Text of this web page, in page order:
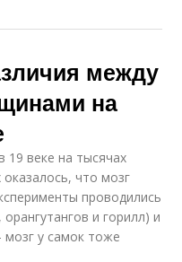
между
на
19 веке на тысячах
что мозг
проводились
и горилл) и
мозг у самок тоже